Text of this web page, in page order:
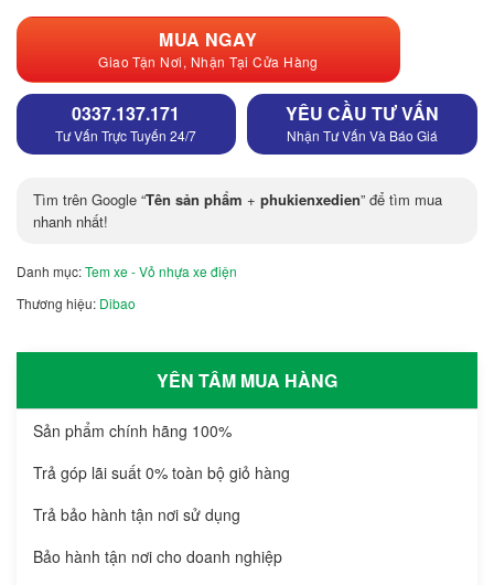
MUA NGAY
Giao Tận Nơi, Nhận Tại Cửa Hàng
0337.137.171
Tư Vấn Trực Tuyến 24/7
YÊU CẦU TƯ VẤN
Nhận Tư Vấn Và Báo Giá
Tìm trên Google “Tên sản phẩm + phukienxedien” để tìm mua
nhanh nhất!
Danh mục:Tem xe - Vỏ nhựa xe điện
Thương hiệu: Dibao
YÊN TÂM MUA HÀNG
Sản phẩm chính hãng 100%
Trả góp lãi suất 0% toàn bộ giỏ hàng
Trả bảo hành tận nơi sử dụng
Bảo hành tận nơi cho doanh nghiệp